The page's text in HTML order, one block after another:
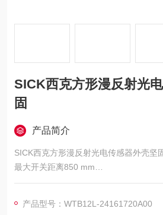
SICK西克方形漫反射光
固
产品简介
SICK西克方形漫反射光电传感器外壳坚
最大开关距离850 mm
背景抑制功能的开关阈值设置范围90
已调整的触发感应距离和背景之间的最
产品型号：WTB12L-24161720A00